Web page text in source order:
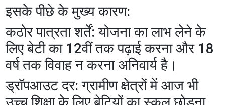
​इसके पीछे के मुख्य कारण:
​कठोर पात्रता शर्तें: योजना का लाभ लेने के
लिए बेटी का 12वीं तक पढ़ाई करना और 18
वर्ष तक विवाह न करना अनिवार्य है।
​ड्रॉपआउट दर: ग्रामीण क्षेत्रों में आज भी